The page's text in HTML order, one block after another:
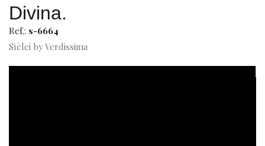
Divina.
Ref.: s-6664
Sìèlei by Verdissima